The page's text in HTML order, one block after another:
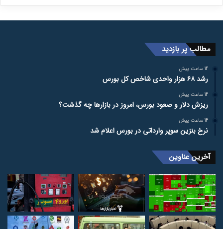
مطالب پر بازدید
14 ساعت پیش
رشد ۶۸ هزار واحدی شاخص کل بورس
14 ساعت پیش
ریزش دلار و صعود بورس، امروز در بازارها چه گذشت؟
14 ساعت پیش
نرخ بنزین سوپر وارداتی در بورس اعلام شد
آخرین عناوین